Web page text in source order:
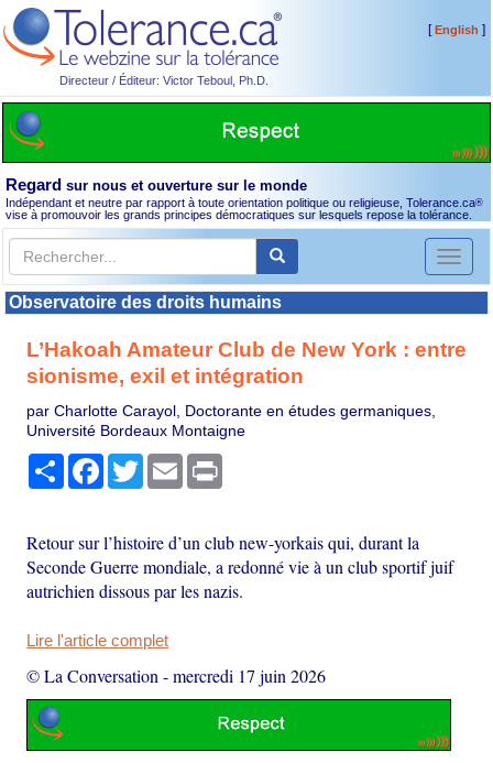
Directeur / Éditeur: Victor Teboul, Ph.D.
[English ]
Regard sur nous et ouverture sur le monde
Indépendant et neutre par rapport à toute orientation politique ou religieuse, Tolerance.ca®
vise à promouvoir les grands principes démocratiques sur lesquels repose la tolérance.
Toggle
Observatoire des droits humains
L’Hakoah Amateur Club de New York : entre
sionisme, exil et intégration
par Charlotte Carayol, Doctorante en études germaniques,
Université Bordeaux Montaigne
PartagerFacebook
TwitterEmail
Retour sur l’histoire d’un club new-yorkais qui, durant la
Seconde Guerre mondiale, a redonné vie à un club sportif juif
autrichien dissous par les nazis.
Lire l'article complet
© La Conversation -mercredi 17 juin 2026